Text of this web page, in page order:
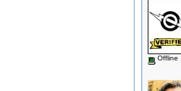
Offline